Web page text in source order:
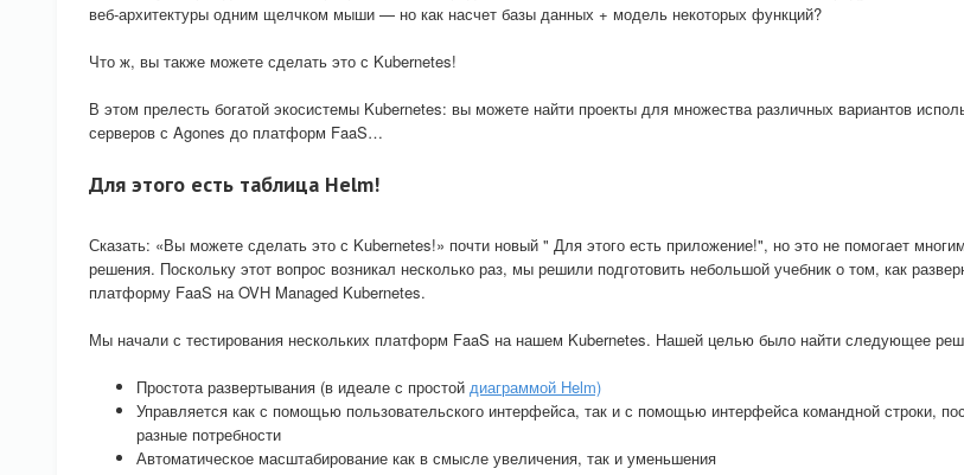
веб-архитектуры одним щелчком мыши — но как насчет базы данных + модель некоторых функций?
Что ж, вы также можете сделать это с Kubernetes!
В этом прелесть богатой экосистемы Kubernetes: вы можете найти проекты для множества различных вариантов
серверов с Agones до платформ FaaS…
Для этого есть таблица Helm!
Сказать: «Вы можете сделать это с Kubernetes!» почти новый " Для этого есть приложение!", но это не помогает
решения. Поскольку этот вопрос возникал несколько раз, мы решили подготовить небольшой учебник о том, как
платформу FaaS на OVH Managed Kubernetes.
Мы начали с тестирования нескольких платформ FaaS на нашем Kubernetes. Нашей целью было найти следующее
Простота развертывания (в идеале с простой диаграммой Helm)
Управляется как с помощью пользовательского интерфейса, так и с помощью интерфейса командной строки,
разные потребности
Автоматическое масштабирование как в смысле увеличения, так и уменьшения